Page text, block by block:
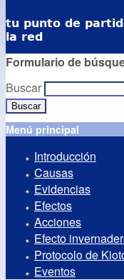
tu punto de
la red
Formulario de
Buscar
Menú principal
Introducción
Causas
Evidencias
Efectos
Acciones
Efecto
Protocolo de
Eventos